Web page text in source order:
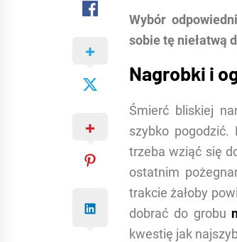
Wybór
sobie tę niełatwą
Nagrobki i
Śmierć bliskiej
szybko
trzeba wziąć się
ostatnim
trakcie żałoby
dobrać do grobu
kwestię jak